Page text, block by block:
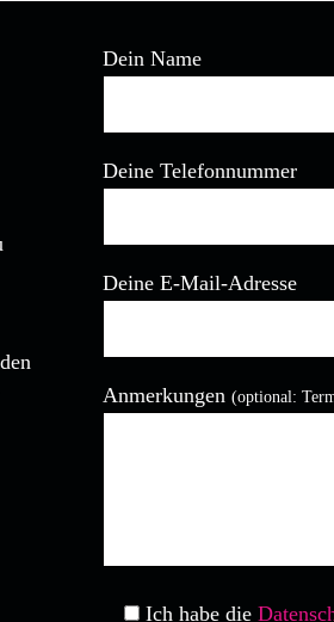
Dein Name
Deine Telefonnummer
Deine E-Mail-Adresse
Bitte lasse dieses Feld leer.
Anmerkungen (optional:
Ich habe die